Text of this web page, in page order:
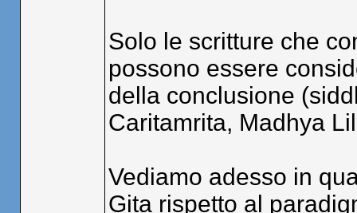
Solo le scritture che
possono essere
della conclusione
Caritamrita, Madhya
Vediamo adesso in
Gita rispetto al